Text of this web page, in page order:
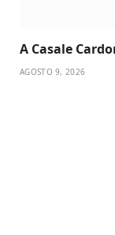
A Casale
AGOSTO 9, 2026